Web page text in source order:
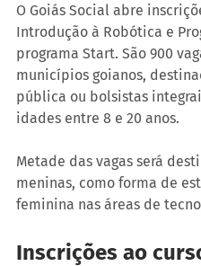
O Goiás Social abre
Introdução à Robótica e
programa Start. São 900
municípios goianos,
pública ou bolsistas
idades entre 8 e 20 anos.
Metade das vagas será
meninas, como forma de
feminina nas áreas de
Inscrições ao